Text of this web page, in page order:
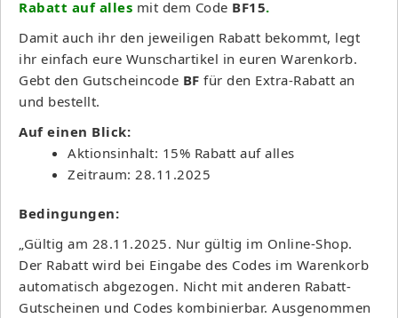
Rabatt auf alles mit dem Code BF15.
Damit auch ihr den jeweiligen Rabatt bekommt, legt
ihr einfach eure Wunschartikel in euren Warenkorb.
Gebt den Gutscheincode BF für den Extra-Rabatt an
und bestellt.
Auf einen Blick:
Aktionsinhalt: 15% Rabatt auf alles
Zeitraum: 28.11.2025
Bedingungen:
„Gültig am 28.11.2025. Nur gültig im Online-Shop.
Der Rabatt wird bei Eingabe des Codes im Warenkorb
automatisch abgezogen. Nicht mit anderen Rabatt-
Gutscheinen und Codes kombinierbar. Ausgenommen